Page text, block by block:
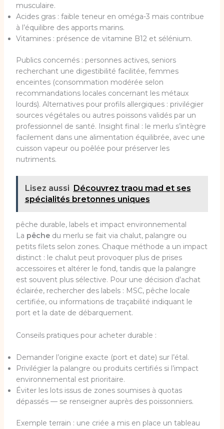
musculaire.
Acides gras : faible teneur en oméga-3 mais contribue
à l’équilibre des apports marins.
Vitamines : présence de vitamine B12 et sélénium.
Publics concernés : personnes actives, seniors
recherchant une digestibilité facilitée, femmes
enceintes (consommation modérée selon
recommandations locales concernant les métaux
lourds). Alternatives pour profils allergiques : privilégier
sources végétales ou autres poissons validés par un
professionnel de santé. Insight final : le merlu s’intègre
facilement dans une alimentation équilibrée, avec une
cuisson vapeur ou poêlée pour préserver les
nutriments.
Lisez aussi
Découvrez traou mad et ses
spécialités bretonnes uniques
pêche durable, labels et impact environnemental
La pêchedu merlu se fait via chalut, palangre ou
petits filets selon zones. Chaque méthode a un impact
distinct : le chalut peut provoquer plus de prises
accessoires et altérer le fond, tandis que la palangre
est souvent plus sélective. Pour une décision d’achat
éclairée, rechercher des labels : MSC, pêche locale
certifiée, ou informations de traçabilité indiquant le
port et la date de débarquement.
Conseils pratiques pour acheter durable :
Demander l’origine exacte (port et date) sur l’étal.
Privilégier la palangre ou produits certifiés si l’impact
environnemental est prioritaire.
Éviter les lots issus de zones soumises à quotas
dépassés — se renseigner auprès des poissonniers.
Exemple terrain : une criée a mis en place un tableau